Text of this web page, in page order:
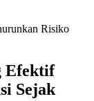
Risiko
Efektif
Sejak